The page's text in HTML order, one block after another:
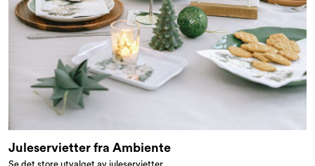
Juleservietter fra Ambiente